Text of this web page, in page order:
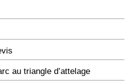
au triangle d’attelage